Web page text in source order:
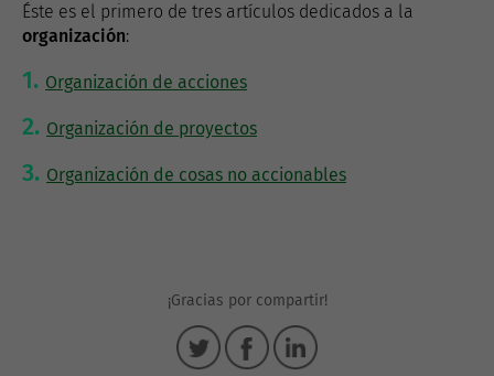
Éste es el primero de tres artículos dedicados a la
organización:
Organización de acciones
Organización de proyectos
Organización de cosas no accionables
¡Gracias por compartir!